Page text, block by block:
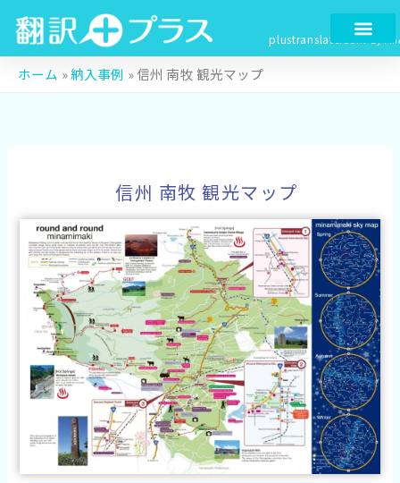
を
plustranslate.comby
ホーム »納入事例 »信州 南牧 観光マップ
信州 南牧 観光マップ